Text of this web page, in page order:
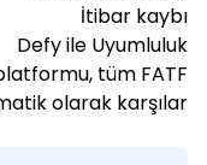
İtibar kaybı
Defy ile Uyumluluk
tüm FATF
olarak karşılar: